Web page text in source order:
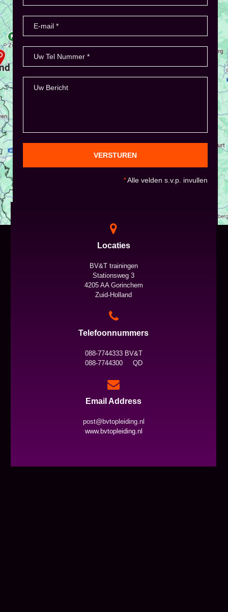
VERSTUREN
*Alle velden s.v.p. invullen
Locaties
BV&T trainingen
Stationsweg 3
4205 AA Gorinchem
Zuid-Holland
Telefoonnummers
088-7744333 BV&T
088-7744300 QD
Email Address
post@bvtopleiding.nl
www.bvtopleiding.nl